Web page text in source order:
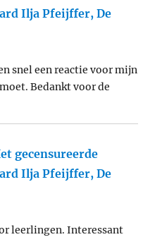
Ilja Pfeijffer, De
snel een reactie voor mijn
Bedankt voor de
gecensureerde
Ilja Pfeijffer, De
leerlingen. Interessant